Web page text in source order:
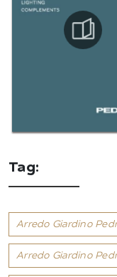
Tag:
Arredo Giardino
Arredo Giardino